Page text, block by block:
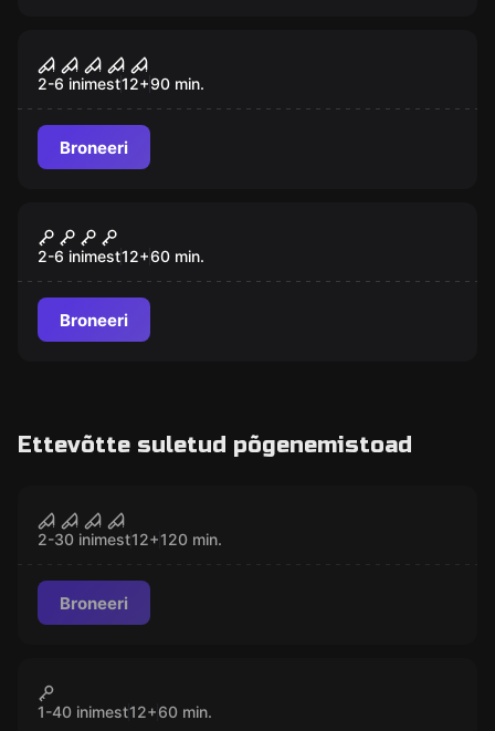
Populaarne
Luupainaja: Peeglitagune Maailm
2-6 inimest12+90 min.
Broneeri
Populaarne
Nimetu
2-6 inimest12+60 min.
Broneeri
Ettevõtte suletud põgenemistoad
Populaarne
Ööpõgenemine
2-30 inimest12+120 min.
Broneeri
Populaarne
Peoruumi rent
1-40 inimest12+60 min.